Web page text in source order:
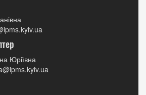
Юріївна